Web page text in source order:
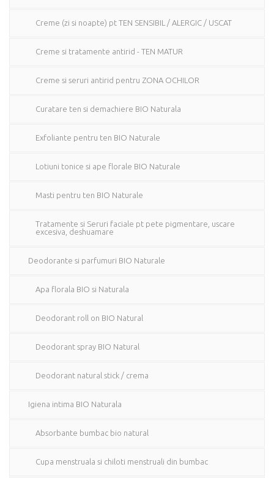
Creme (zi si noapte) pt TEN SENSIBIL / ALERGIC / USCAT
Creme si tratamente antirid - TEN MATUR
Creme si seruri antirid pentru ZONA OCHILOR
Curatare ten si demachiere BIO Naturala
Exfoliante pentru ten BIO Naturale
Lotiuni tonice si ape florale BIO Naturale
Masti pentru ten BIO Naturale
Tratamente si Seruri faciale pt pete pigmentare, uscare
excesiva, deshuamare
Deodorante si parfumuri BIO Naturale
Apa florala BIO si Naturala
Deodorant roll on BIO Natural
Deodorant spray BIO Natural
Deodorant natural stick / crema
Igiena intima BIO Naturala
Absorbante bumbac bio natural
Cupa menstruala si chiloti menstruali din bumbac